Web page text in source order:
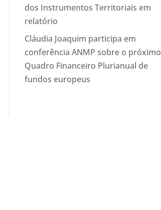
dos Instrumentos Territoriais em
relatório
Cláudia Joaquim participa em
conferência ANMP sobre o próximo
Quadro Financeiro Plurianual de
fundos europeus